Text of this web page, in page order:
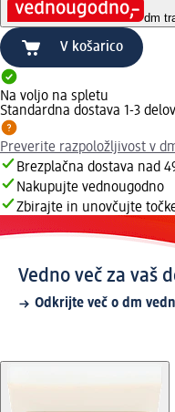
dm
V košarico
Na voljo na spletu
Standardna dostava 1-3
Preverite razpoložljivost v
Brezplačna dostava nad
Nakupujte vednougodno
Zbirajte in unovčujte
Vedno več za vaš
Odkrijte več o dm